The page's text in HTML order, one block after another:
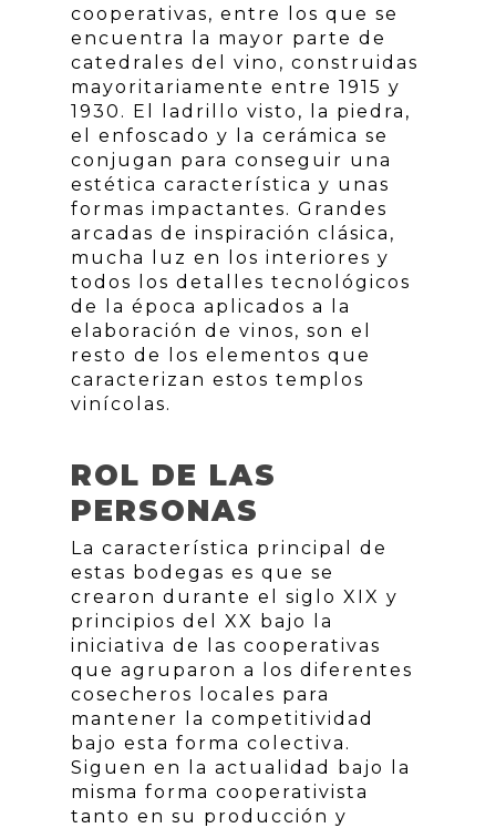
cooperativas, entre los que se
encuentra la mayor parte de
catedrales del vino, construidas
mayoritariamente entre 1915 y
1930. El ladrillo visto, la piedra,
el enfoscado y la cerámica se
conjugan para conseguir una
estética característica y unas
formas impactantes. Grandes
arcadas de inspiración clásica,
mucha luz en los interiores y
todos los detalles tecnológicos
de la época aplicados a la
elaboración de vinos, son el
resto de los elementos que
caracterizan estos templos
vinícolas.
ROL DE LAS
PERSONAS
La característica principal de
estas bodegas es que se
crearon durante el siglo XIX y
principios del XX bajo la
iniciativa de las cooperativas
que agruparon a los diferentes
cosecheros locales para
mantener la competitividad
bajo esta forma colectiva.
Siguen en la actualidad bajo la
misma forma cooperativista
tanto en su producción y